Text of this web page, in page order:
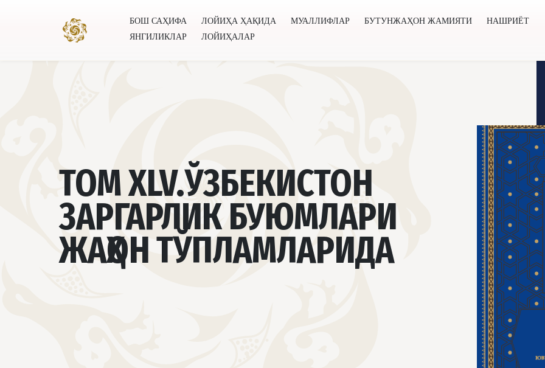
БОШ САҲИФА ЛОЙИҲА ҲАҚИДА МУАЛЛИФЛАР БУТУНЖАҲОН ЖАМИЯТИ
НАШРИЁТ
ЯНГИЛИКЛАР
ЛОЙИҲАЛАР
ТОМ XLV.ЎЗБЕКИСТОН
ЗАРГАРЛИК БУЮМЛАРИ
ЖАҲОН ТЎПЛАМЛАРИДА